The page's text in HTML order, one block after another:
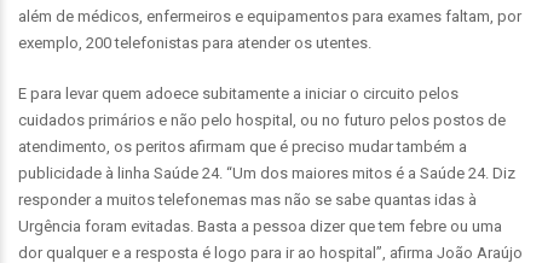
além de médicos, enfermeiros e equipamentos para exames faltam, por
exemplo, 200 telefonistas para atender os utentes.
E para levar quem adoece subitamente a iniciar o circuito pelos
cuidados primários e não pelo hospital, ou no futuro pelos postos de
atendimento, os peritos afirmam que é preciso mudar também a
publicidade à linha Saúde 24. “Um dos maiores mitos é a Saúde 24. Diz
responder a muitos telefonemas mas não se sabe quantas idas à
Urgência foram evitadas. Basta a pessoa dizer que tem febre ou uma
dor qualquer e a resposta é logo para ir ao hospital”, afirma João Araújo